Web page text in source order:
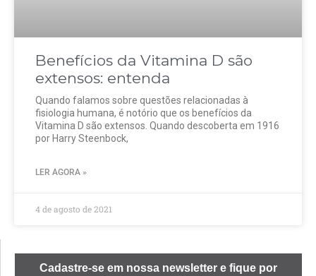
Benefícios da Vitamina D são
extensos: entenda
Quando falamos sobre questões relacionadas à
fisiologia humana, é notório que os benefícios da
Vitamina D são extensos. Quando descoberta em 1916
por Harry Steenbock,
LER AGORA »
4 de agosto de 2021
Cadastre-se em nossa newsletter e fique por